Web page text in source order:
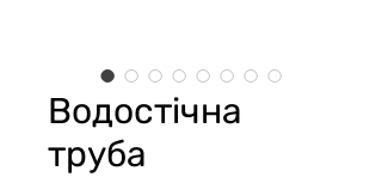
Водостічна
труба